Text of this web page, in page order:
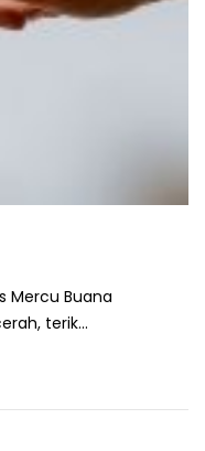
Mercu Buana
terik...